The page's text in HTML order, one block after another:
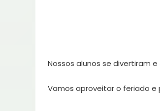
Nossos alunos se divertiram
Vamos aproveitar o feriado e